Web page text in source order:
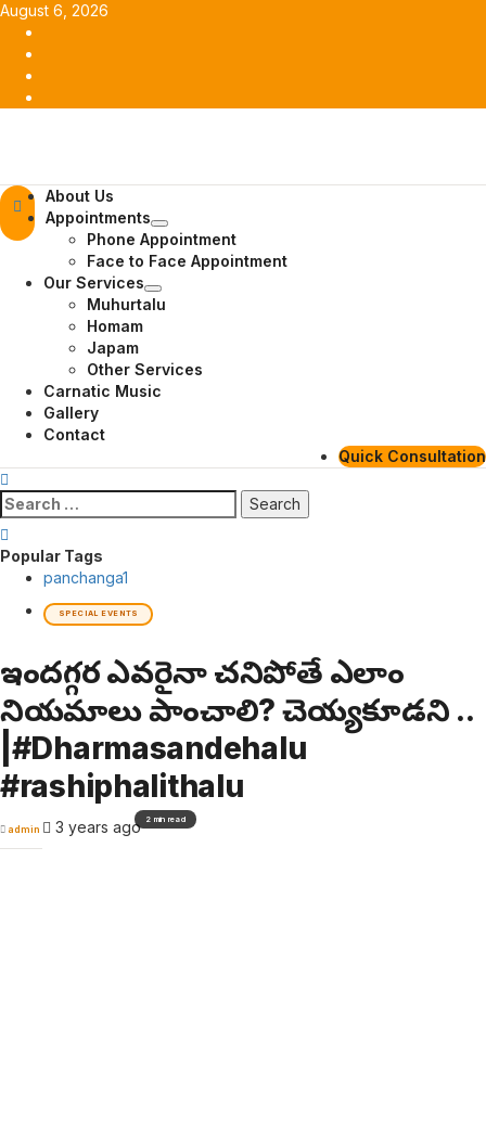
Skip
content
August 6, 2026
Primary
Menu
About Us
Appointments
Phone Appointment
Face to Face Appointment
Our Services
Muhurtalu
Homam
Japam
Other Services
Carnatic Music
Gallery
Contact
Quick Consultation
Search
for:
Popular Tags
panchanga1
SPECIAL EVENTS
ఇంటిదగ్గర ఎవరైనా చనిపోతే ఎలాంటి
నియమాలు పాటించాలి? చెయ్యకూడని ..
|#Dharmasandehalu
#rashiphalithalu
admin 3 years ago2 min read